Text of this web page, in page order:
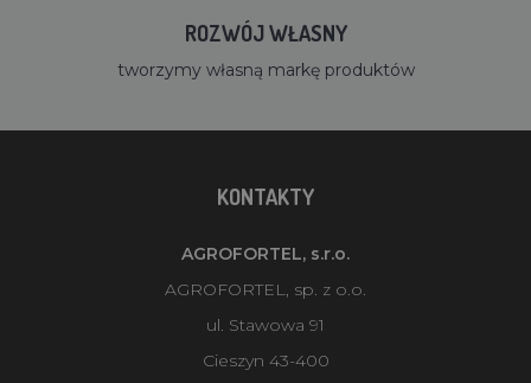
ROZWÓJ WŁASNY
tworzymy własną markę produktów
KONTAKTY
AGROFORTEL, s.r.o.
AGROFORTEL, sp. z o.o.
ul. Stawowa 91
Cieszyn 43-400